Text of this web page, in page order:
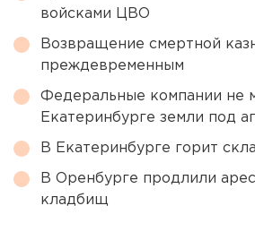
войсками ЦВО
Возвращение смертной
преждевременным
Федеральные компании не
Екатеринбурге земли под
В Екатеринбурге горит
В Оренбурге продлили
кладбищ